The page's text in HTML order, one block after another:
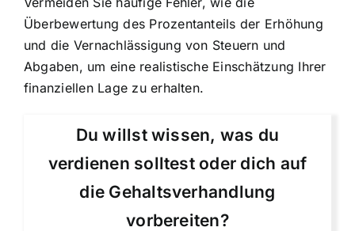
Überbewertung des Prozentanteils der Erhöhung
und die Vernachlässigung von Steuern und
Abgaben, um eine realistische Einschätzung Ihrer
finanziellen Lage zu erhalten.
Du willst wissen, was du
verdienen solltest oder dich auf
die Gehaltsverhandlung
vorbereiten?